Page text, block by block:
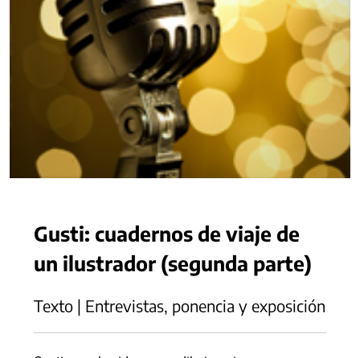
Gusti: cuadernos de viaje de
un ilustrador (segunda parte)
Texto | Entrevistas, ponencia y exposición